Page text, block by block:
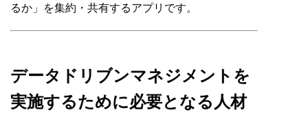
るか」を集約・共有するアプリです。
データドリブンマネジメントを
実施するために必要となる人材